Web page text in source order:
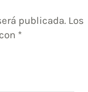
publicada. Los
*